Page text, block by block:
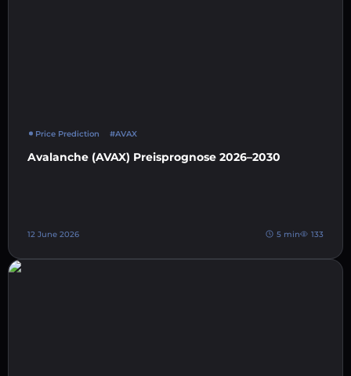
Price Prediction #AVAX
Avalanche (AVAX) Preisprognose 2026–2030
12 June 2026 5 min 133